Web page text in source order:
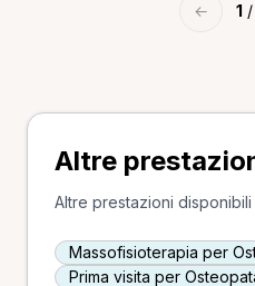
← 1 /
Altre
Altre prestazioni
Massofisioterapia per
Prima visita per